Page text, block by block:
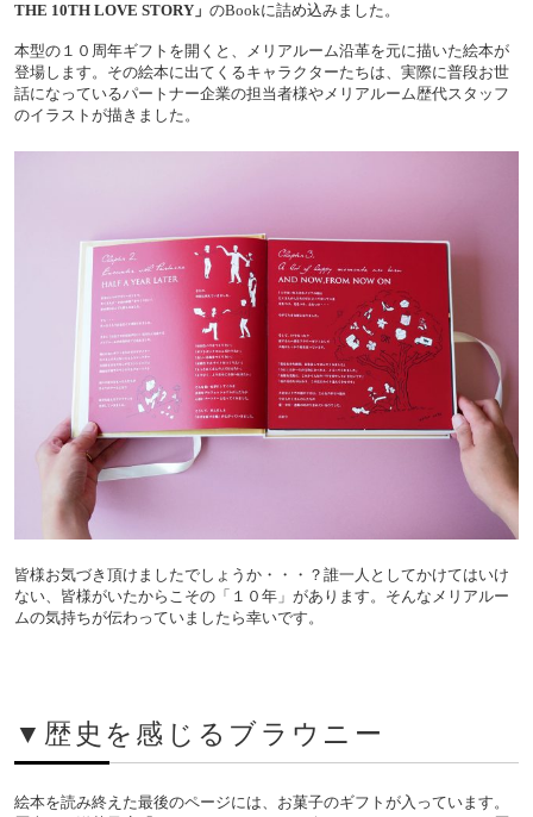
THE 10TH LOVE STORY」 のBookに詰め込みました。
本型の１０周年ギフトを開くと、メリアルーム沿革を元に描いた絵本が
登場します。その絵本に出てくるキャラクターたちは、実際に普段お世
話になっているパートナー企業の担当者様やメリアルーム歴代スタッフ
のイラストが描きました。
皆様お気づき頂けましたでしょうか・・・？誰一人としてかけてはいけ
ない、皆様がいたからこその「１０年」があります。そんなメリアルー
ムの気持ちが伝わっていましたら幸いです。
▼歴史を感じるブラウニー
絵本を読み終えた最後のページには、お菓子のギフトが入っています。